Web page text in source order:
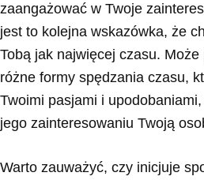
zaangażować w Twoje
jest to kolejna wskazówka, że
Tobą jak najwięcej czasu.
różne formy spędzania czasu,
Twoimi pasjami i
jego zainteresowaniu Twoją
Warto zauważyć, czy inicjuje